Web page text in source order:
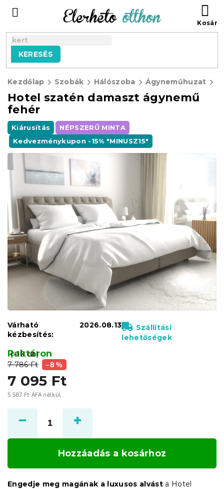
tartalomhoz
KERESÉS
Kezdőlap Szobák Hálószoba Ágyneműhuzat
Hotel szatén damaszt ágynemű
fehér
Kiárusítás
NÉPSZERŰ MINTA
Kedvezménykupon -15% "MINUSZ15"
7 786 Ft –8 %
7 095 Ft
5 587 Ft ÁFA nélkül
Raktáron
(>10 db)
Várható
kézbesítés:
2026.08.13
Szállítási
lehetőségek
Hozzáadás a kosárhoz
Engedje meg magának a luxusos alvást a Hotel